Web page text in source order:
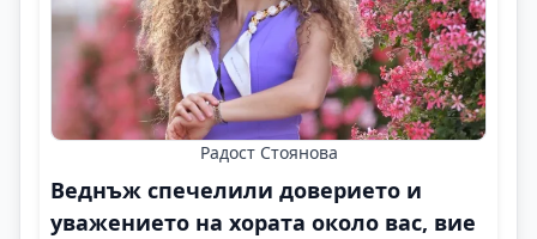
Радост Стоянова
Веднъж спечелили доверието и
уважението на хората около вас, вие